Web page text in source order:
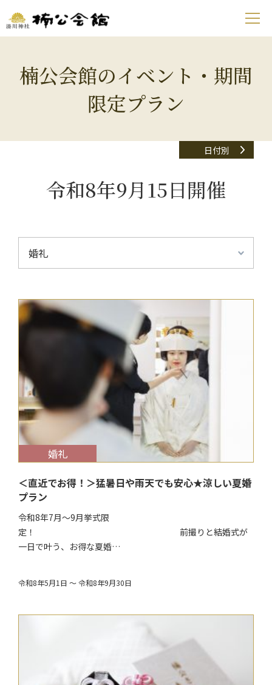
楠公会館のイベント・期間
限定プラン
日付別
令和8年9月15日開催
$target_date
婚礼
＜直近でお得！＞猛暑日や雨天でも安心★涼しい夏婚
プラン
令和8年7月～9月挙式限
定！ 前撮りと結婚式が
一日で叶う、お得な夏婚…
令和8年5月1日 ～ 令和8年9月30日